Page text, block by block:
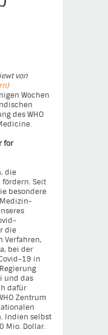
von
Wochen
des WHO
for
die
Seit
besondere
die
Verfahren,
bei der
19 in
und das
dafür
Zentrum
Indien selbst
Mio. Dollar.